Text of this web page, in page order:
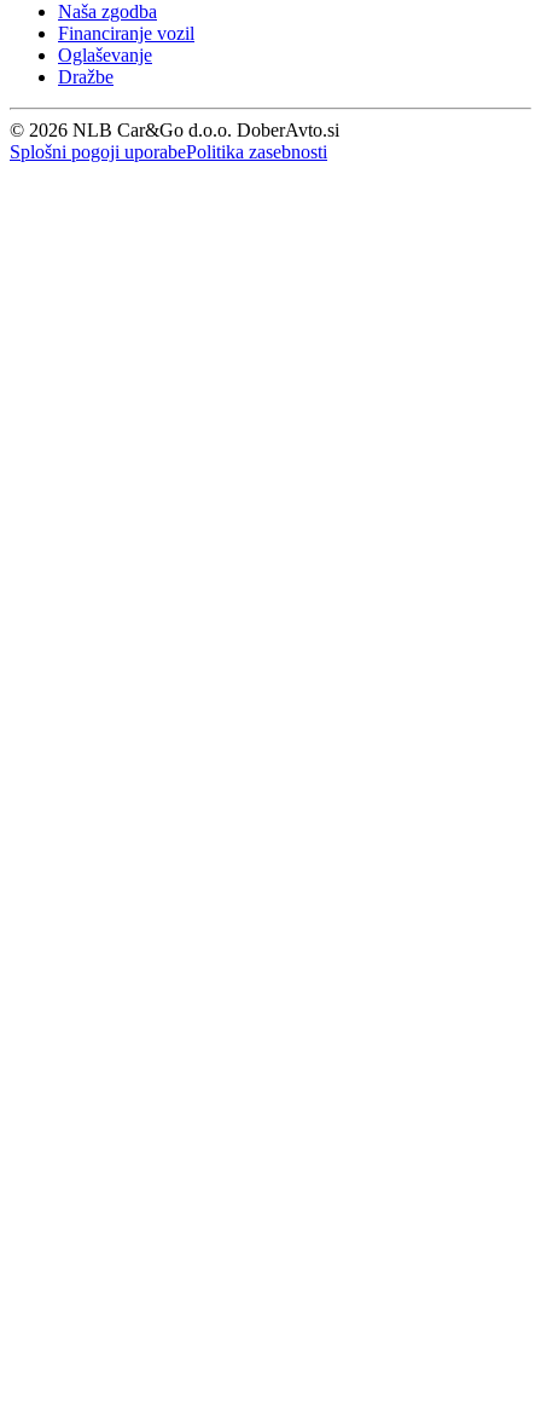
Naša zgodba
Financiranje vozil
Oglaševanje
Dražbe
© 2026 NLB Car&Go d.o.o. DoberAvto.si
Splošni pogoji uporabePolitika zasebnosti